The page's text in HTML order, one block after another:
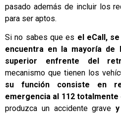
pasado además de incluir los
para ser aptos.
Si no sabes que es el eCall,
encuentra en la mayoría de
superior enfrente del
mecanismo que tienen los
su función consiste en
emergencia al 112
produzca un accidente grave